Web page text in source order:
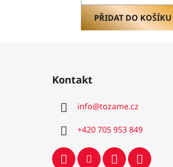
hvězdiček.
PŘIDAT DO KOŠÍKU
Kontakt
info@tozame.cz
+420 705 953 849